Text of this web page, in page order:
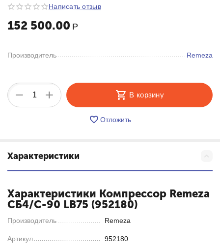
Написать отзыв
152 500.00 Р
Производитель Remeza
+
− В корзину
Отложить
Характеристики
Характеристики Компрессор Remeza
СБ4/С-90 LB75 (952180)
Производитель Remeza
Артикул 952180